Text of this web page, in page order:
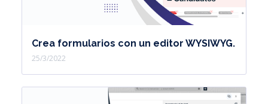
Crea formularios con un editor WYSIWYG.
25/3/2022